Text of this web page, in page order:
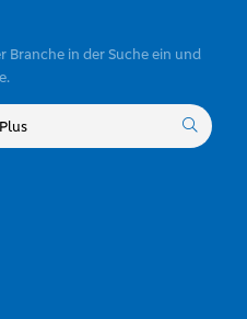
Branche in der Suche ein und